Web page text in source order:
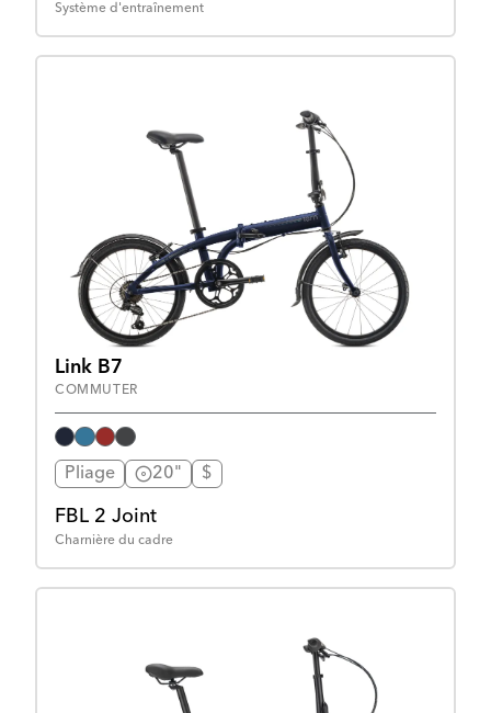
Système d'entraînement
Link B7
COMMUTER
Pliage 20" $
FBL 2 Joint
Charnière du cadre